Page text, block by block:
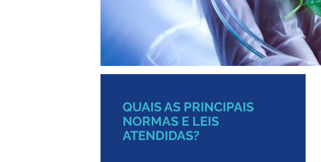
QUAIS AS PRINCIPAIS
NORMAS E LEIS
ATENDIDAS?